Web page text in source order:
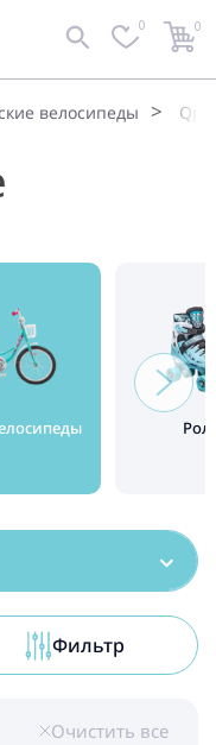
Фильтр 0 0
велосипеды
Очистить все
Фильтр